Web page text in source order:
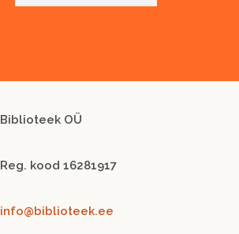
Biblioteek OÜ
Reg. kood 16281917
info@biblioteek.ee